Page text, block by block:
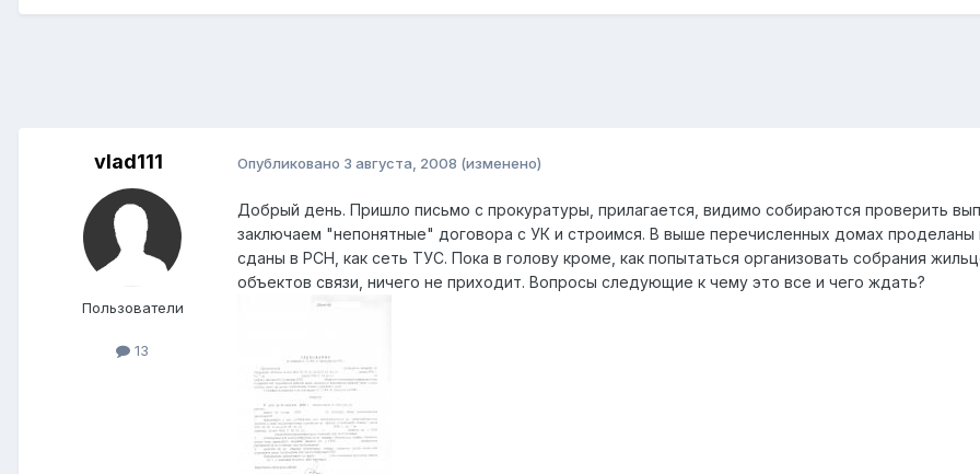
vlad111
Пользователи
13
Опубликовано 3 августа, 2008 (изменено)
Добрый день. Пришло письмо с прокуратуры, прилагается, видимо собираются проверить
заключаем "непонятные" договора с УК и строимся. В выше перечисленных домах
сданы в РСН, как сеть ТУС. Пока в голову кроме, как попытаться организовать собрания
объектов связи, ничего не приходит. Вопросы следующие к чему это все и чего ждать?